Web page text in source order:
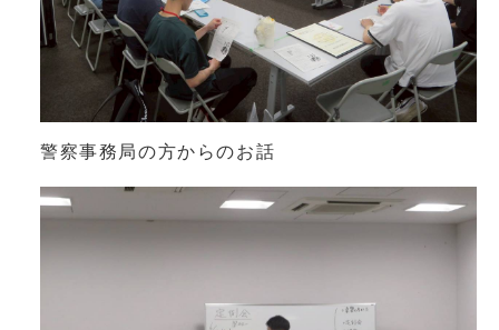
警察事務局の方からのお話